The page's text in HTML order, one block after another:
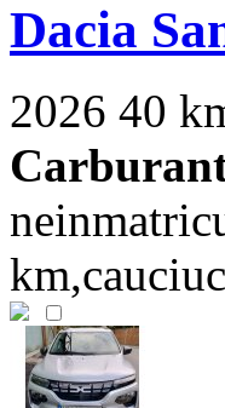
Dacia
2026 40